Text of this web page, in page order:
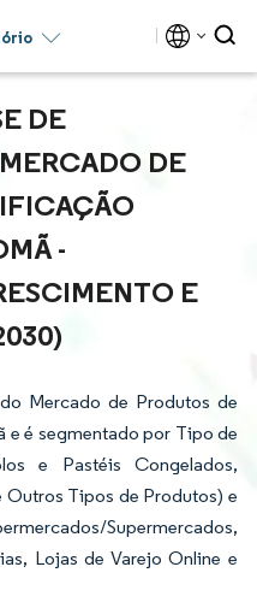
DE
DE
-
E
Mercado de Produtos de
e é segmentado por Tipo de
e Pastéis Congelados,
Tipos de Produtos) e
Supermercados,
Lojas de Varejo Online e